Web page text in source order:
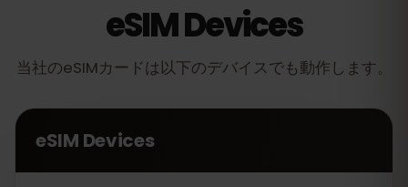
eSIM Devices
当社のeSIMカードは以下のデバイスでも動作します。
eSIM Devices